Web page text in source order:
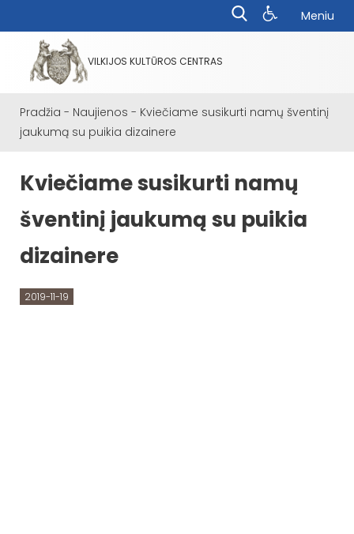
Meniu
VILKIJOS KULTŪROS CENTRAS
Pradžia - Naujienos - Kviečiame susikurti namų šventinį
jaukumą su puikia dizainere
Kviečiame susikurti namų
šventinį jaukumą su puikia
dizainere
2019-11-19